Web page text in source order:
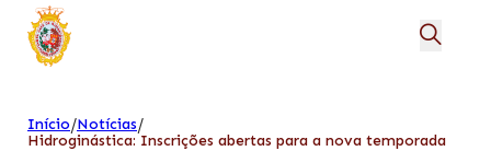
Início/Notícias/
Hidroginástica: Inscrições abertas para a nova temporada